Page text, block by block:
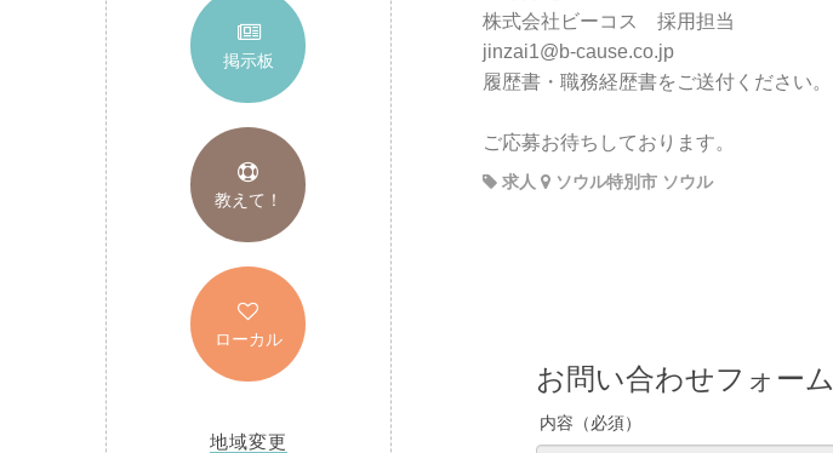
掲示板
教えて！
ローカル
地域変更
株式会社ビーコス 採用担当
jinzai1@b-cause.co.jp
履歴書・職務経歴書をご送付ください。
ご応募お待ちしております。
求人 ソウル特別市 ソウル
お問い合わせフォーム
内容（必須）